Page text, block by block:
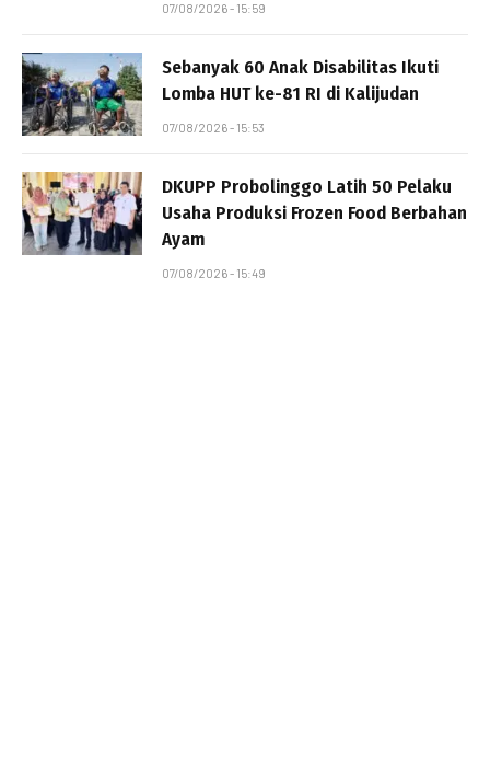
07/08/2026 - 15:59
Sebanyak 60 Anak Disabilitas Ikuti
Lomba HUT ke-81 RI di Kalijudan
07/08/2026 - 15:53
DKUPP Probolinggo Latih 50 Pelaku
Usaha Produksi Frozen Food Berbahan
Ayam
07/08/2026 - 15:49